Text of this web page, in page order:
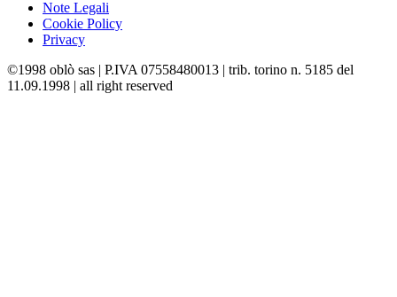
Note Legali
Cookie Policy
Privacy
©1998 oblò sas | P.IVA 07558480013 | trib. torino n. 5185 del
11.09.1998 | all right reserved